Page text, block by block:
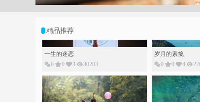
精品推荐
一生的迷恋
0
0 3 30203
岁月的素䇳
0
0 4